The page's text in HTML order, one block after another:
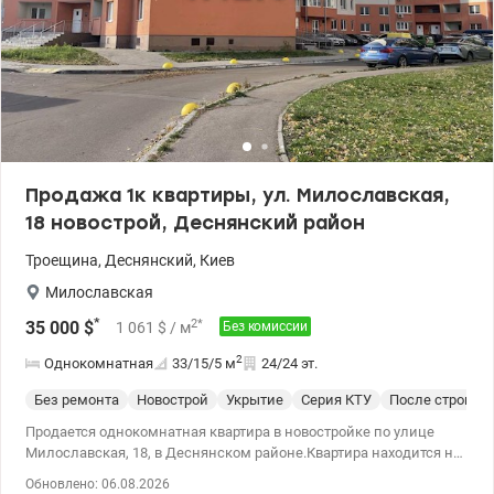
ст.м. «Почайная» – 30 мин транспортом. Цена: 45000 у.е., тел. 067
409-44-43 Оливия. valion.ua/1151276
Продажа 1к квартиры, ул. Милославская,
18 новострой, Деснянский район
Троещина, Деснянский, Киев
Милославская
35 000 $* 1 061 $ / м2* Без комиссии
Однокомнатная 33/15/5 м2 24/24 эт.
Без ремонта Новострой Укрытие Серия КТУ
После
Продается однокомнатная квартира в новостройке по улице
Милославская, 18, в Деснянском районе.Квартира находится на
Обновлено: 06.08.2026